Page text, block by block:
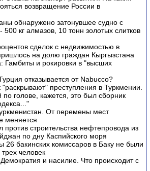
возвращение России в
обнаружено затонувшее судно с
кг алмазов, 10 тонн золотых слитков
сделок с недвижимостью в
на долю граждан Кыргызстана
Гамбиты и рокировки в "высших
отказывается от Nabucco?
преступления в Туркмении.
по голове, кажется, это был сборник
От перемены мест
меняется
против строительства нефтепровода из
по дну Каспийского моря
26 бакинских комиссаров в Баку не были
человек
и насилие. Что происходит с